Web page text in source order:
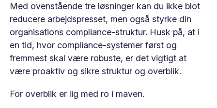
Med ovenstående tre løsninger kan du ikke blot
reducere arbejdspresset, men også styrke din
organisations compliance-struktur. Husk på, at i
en tid, hvor compliance-systemer først og
fremmest skal være robuste, er det vigtigt at
være proaktiv og sikre struktur og overblik.
For overblik er lig med ro i maven.